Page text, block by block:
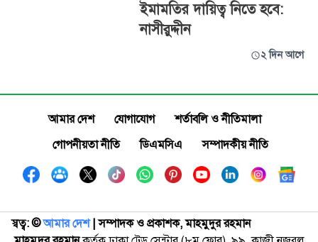
ইমামতির দায়িত্ব নিতে হবে:
নাসীরুদ্দীন
২ দিন আগে
আমার দেশ যোগাযোগ
শর্তাবলি ও নীতিমালা
গোপনীয়তা নীতি
ডিএমসিএ সম্পাদকীয় নীতি
স্বত্ব: ©️আমার দেশ| সম্পাদক ও প্রকাশক, মাহমুদুর রহমান